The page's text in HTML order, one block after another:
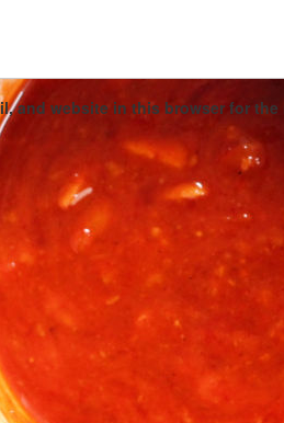
and website in this browser for